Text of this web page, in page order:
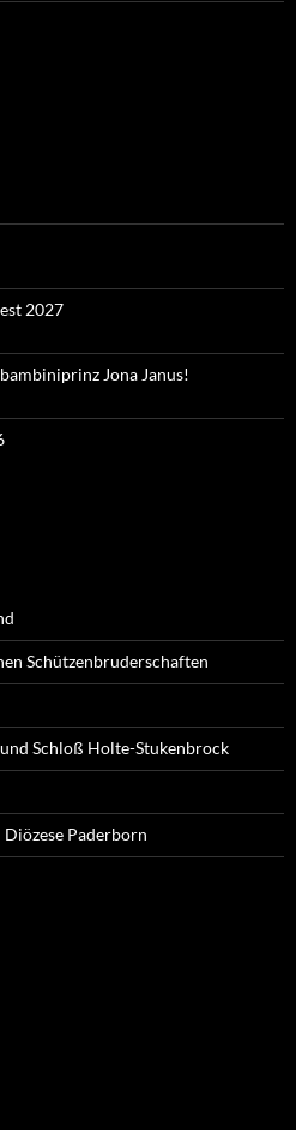
2027
Jona Janus!
Schützenbruderschaften
Schloß Holte-Stukenbrock
Diözese Paderborn